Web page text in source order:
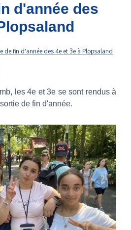
d'année des
de fin d'année des 4e et 3e à Plopsaland
les 4e et 3e se sont rendus à
de fin d'année.